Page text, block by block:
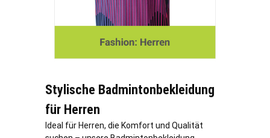
Stylische Badmintonbekleidung
für Herren
Ideal für Herren, die Komfort und Qualität